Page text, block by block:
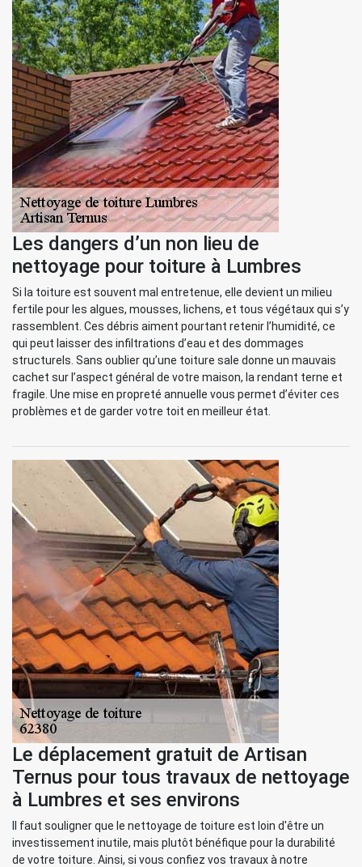
Les dangers d’un non lieu de
nettoyage pour toiture à Lumbres
Si la toiture est souvent mal entretenue, elle devient un milieu
fertile pour les algues, mousses, lichens, et tous végétaux qui s’y
rassemblent. Ces débris aiment pourtant retenir l’humidité, ce
qui peut laisser des infiltrations d’eau et des dommages
structurels. Sans oublier qu’une toiture sale donne un mauvais
cachet sur l’aspect général de votre maison, la rendant terne et
fragile. Une mise en propreté annuelle vous permet d’éviter ces
problèmes et de garder votre toit en meilleur état.
Le déplacement gratuit de Artisan
Ternus pour tous travaux de nettoyage
à Lumbres et ses environs
Il faut souligner que le nettoyage de toiture est loin d'être un
investissement inutile, mais plutôt bénéfique pour la durabilité
de votre toiture. Ainsi, si vous confiez vos travaux à notre